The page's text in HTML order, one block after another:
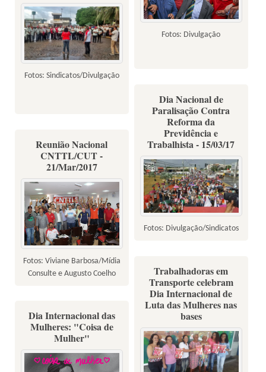
Fotos: Divulgação
Fotos: Sindicatos/Divulgação
Dia Nacional de
Paralisação Contra
Reforma da
Previdência e
Trabalhista - 15/03/17
Fotos: Divulgação/Sindicatos
Reunião Nacional
CNTTL/CUT -
21/Mar/2017
Fotos: Viviane Barbosa/Mídia
Consulte e Augusto Coelho
Trabalhadoras em
Transporte celebram
Dia Internacional de
Luta das Mulheres nas
bases
Dia Internacional das
Mulheres: "Coisa de
Mulher"